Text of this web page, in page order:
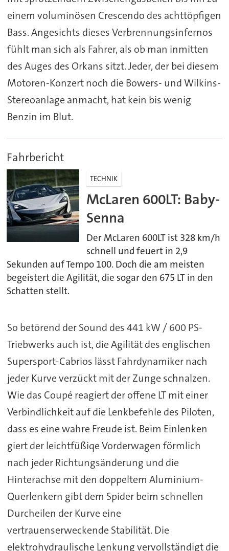
einem voluminösen Crescendo des achttöpfigen
Bass. Angesichts dieses Verbrennungsinfernos
fühlt man sich als Fahrer, als ob man inmitten
des Auges des Orkans sitzt. Jeder, der bei diesem
Motoren-Konzert noch die Bowers- und Wilkins-
Stereoanlage anmacht, hat kein bis wenig
Benzin im Blut.
Fahrbericht
TECHNIK
McLaren 600LT: Baby-
Senna
Der McLaren 600LT ist 328 km/h
schnell und feuert in 2,9
Sekunden auf Tempo 100. Doch die am meisten
begeistert die Agilität, die sogar den 675 LT in den
Schatten stellt.
So betörend der Sound des 441 kW / 600 PS-
Triebwerks auch ist, die Agilität des englischen
Supersport-Cabrios lässt Fahrdynamiker nach
jeder Kurve verzückt mit der Zunge schnalzen.
Wie das Coupé reagiert der offene LT mit einer
Verbindlichkeit auf die Lenkbefehle des Piloten,
dass es eine wahre Freude ist. Beim Einlenken
giert der leichtfüßiqe Vorderwagen förmlich
nach jeder Richtungsänderung und die
Hinterachse mit den doppeltem Aluminium-
Querlenkern gibt dem Spider beim schnellen
Durcheilen der Kurve eine
vertrauenserweckende Stabilität. Die
elektrohydraulische Lenkung vervollständigt die